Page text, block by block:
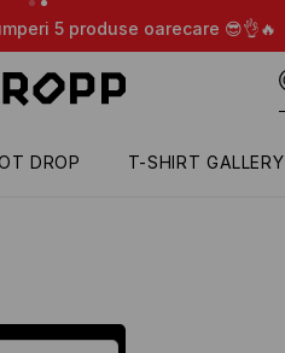
5 produse oarecare 😎👌🔥
DROP T-SHIRT GALLERY